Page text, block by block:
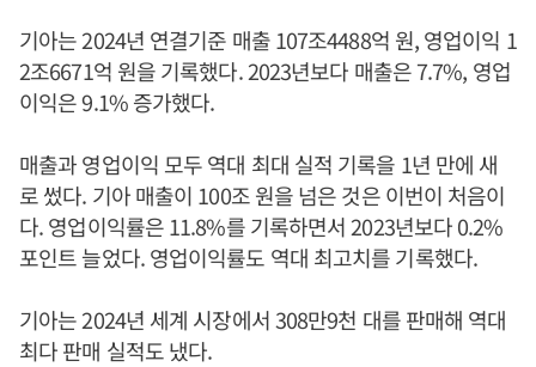
기아는 2024년 연결기준 매출 107조4488억 원, 영업이익 1
2조6671억 원을 기록했다. 2023년보다 매출은 7.7%, 영업
이익은 9.1% 증가했다.
매출과 영업이익 모두 역대 최대 실적 기록을 1년 만에 새
로 썼다. 기아 매출이 100조 원을 넘은 것은 이번이 처음이
다. 영업이익률은 11.8%를 기록하면서 2023년보다 0.2%
포인트 늘었다. 영업이익률도 역대 최고치를 기록했다.
기아는 2024년 세계 시장에서 308만9천 대를 판매해 역대
최다 판매 실적도 냈다.